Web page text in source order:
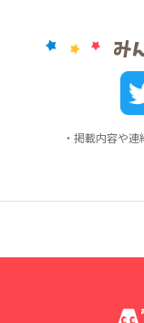
・掲載内容や連